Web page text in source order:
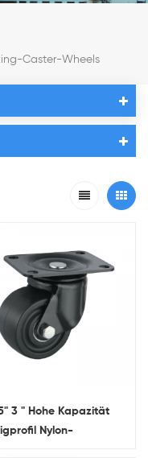
Caster-Wheels
3 " Hohe Kapazität
Nylon-